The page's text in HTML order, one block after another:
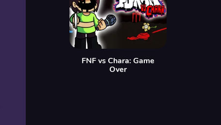
FNF vs Chara: Game
Over